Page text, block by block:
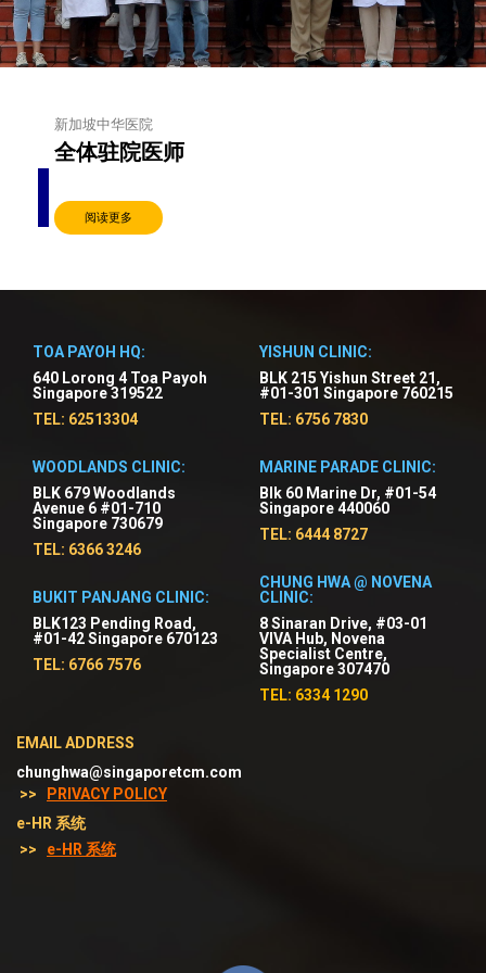
新加坡中华医院
全体驻院医师
阅读更多
TOA PAYOH HQ:
640 Lorong 4 Toa Payoh
Singapore 319522
TEL: 62513304
WOODLANDS CLINIC:
BLK 679 Woodlands
Avenue 6 #01-710
Singapore 730679
TEL: 6366 3246
BUKIT PANJANG CLINIC:
BLK123 Pending Road,
#01-42 Singapore 670123
TEL: 6766 7576
YISHUN CLINIC:
BLK 215 Yishun Street 21,
#01-301 Singapore 760215
TEL: 6756 7830
MARINE PARADE CLINIC:
Blk 60 Marine Dr, #01-54
Singapore 440060
TEL: 6444 8727
CHUNG HWA @ NOVENA
CLINIC:
8 Sinaran Drive, #03-01
VIVA Hub, Novena
Specialist Centre,
Singapore 307470
TEL: 6334 1290
EMAIL ADDRESS
chunghwa@singaporetcm.com
>>
PRIVACY POLICY
e-HR 系统
>>
e-HR 系统